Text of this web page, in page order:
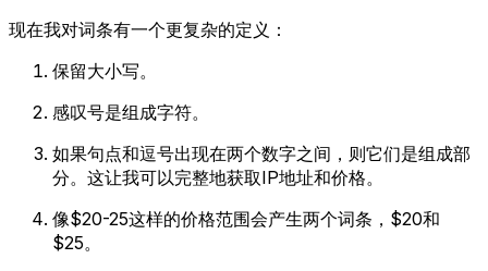
现在我对词条有一个更复杂的定义：
保留大小写。
感叹号是组成字符。
如果句点和逗号出现在两个数字之间，则它们是组成部
分。这让我可以完整地获取IP地址和价格。
像$20-25这样的价格范围会产生两个词条，$20和
$25。